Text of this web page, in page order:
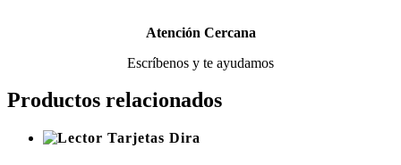
Atención Cercana
Escríbenos y te ayudamos
Productos relacionados